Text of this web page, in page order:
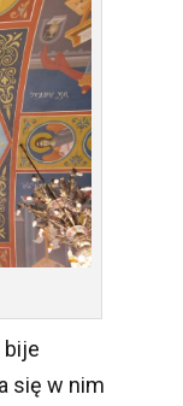
bije
się w nim